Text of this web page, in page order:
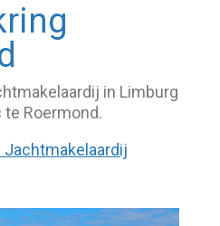
in Limburg
Roermond.
Jachtmakelaardij